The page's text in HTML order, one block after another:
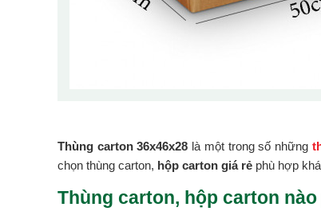
Thùng carton 36x46x28 là một trong số những
chọn thùng carton, hộp carton giá rẻ phù hợp
Thùng carton, hộp carton